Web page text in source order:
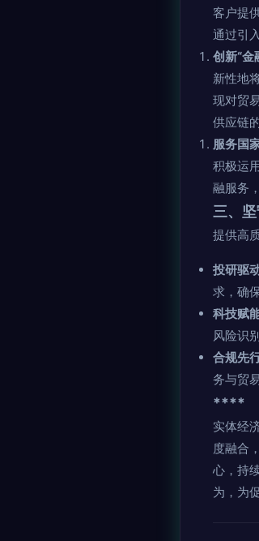
客户提
通过引
创新“金
新性地
现对贸
供应链
服务国
积极运
融服务
三、
提供高
投研驱
求，确
科技赋
风险识
合规先
务与贸
****
实体经
度融合
心，持
为，为